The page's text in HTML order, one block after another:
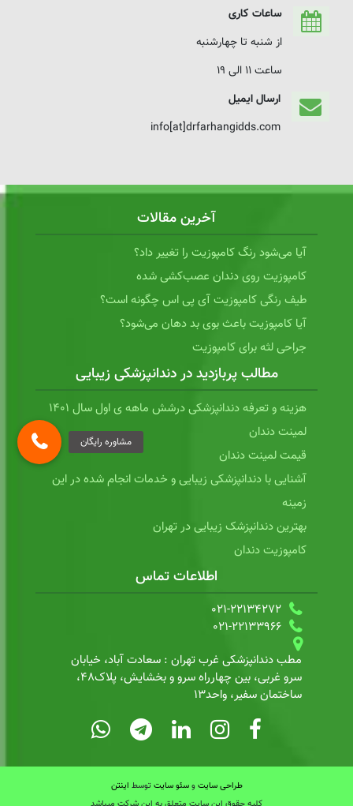
ساعات کاری
از شنبه تا چهارشنبه
ساعت 11 الی 19
ارسال ایمیل
info[at]drfarhangidds.com
آخرین مقالات
آیا می‌شود رنگ کامپوزیت را تغییر داد؟
کامپوزیت روی دندان عصب‌کشی شده
طیف رنگی کامپوزیت آی پی اس چگونه است؟
آیا کامپوزیت باعث بوی بد دهان می‌شود؟
جراحی لثه برای کامپوزیت
مطالب پربازدید در دندانپزشکی زیبایی
هزینه و تعرفه دندانپزشکی درشش ماهه ی اول سال 1401
لمینت دندان
قیمت لمینت دندان
آشنایی با دندانپزشکی زیبایی و خدمات انجام شده در این
زمینه
بهترین دندانپزشک زیبایی در تهران
کامپوزیت دندان
اطلاعات تماس
021-22134272
021-22133966
مطب دندانپزشکی غرب تهران : سعادت آباد، خیابان
سرو غربی، بین چهارراه سرو و بخشایش، پلاک48،
ساختمان سفیر، واحد13
طراحی سایتوسئو سایت توسط اینتن